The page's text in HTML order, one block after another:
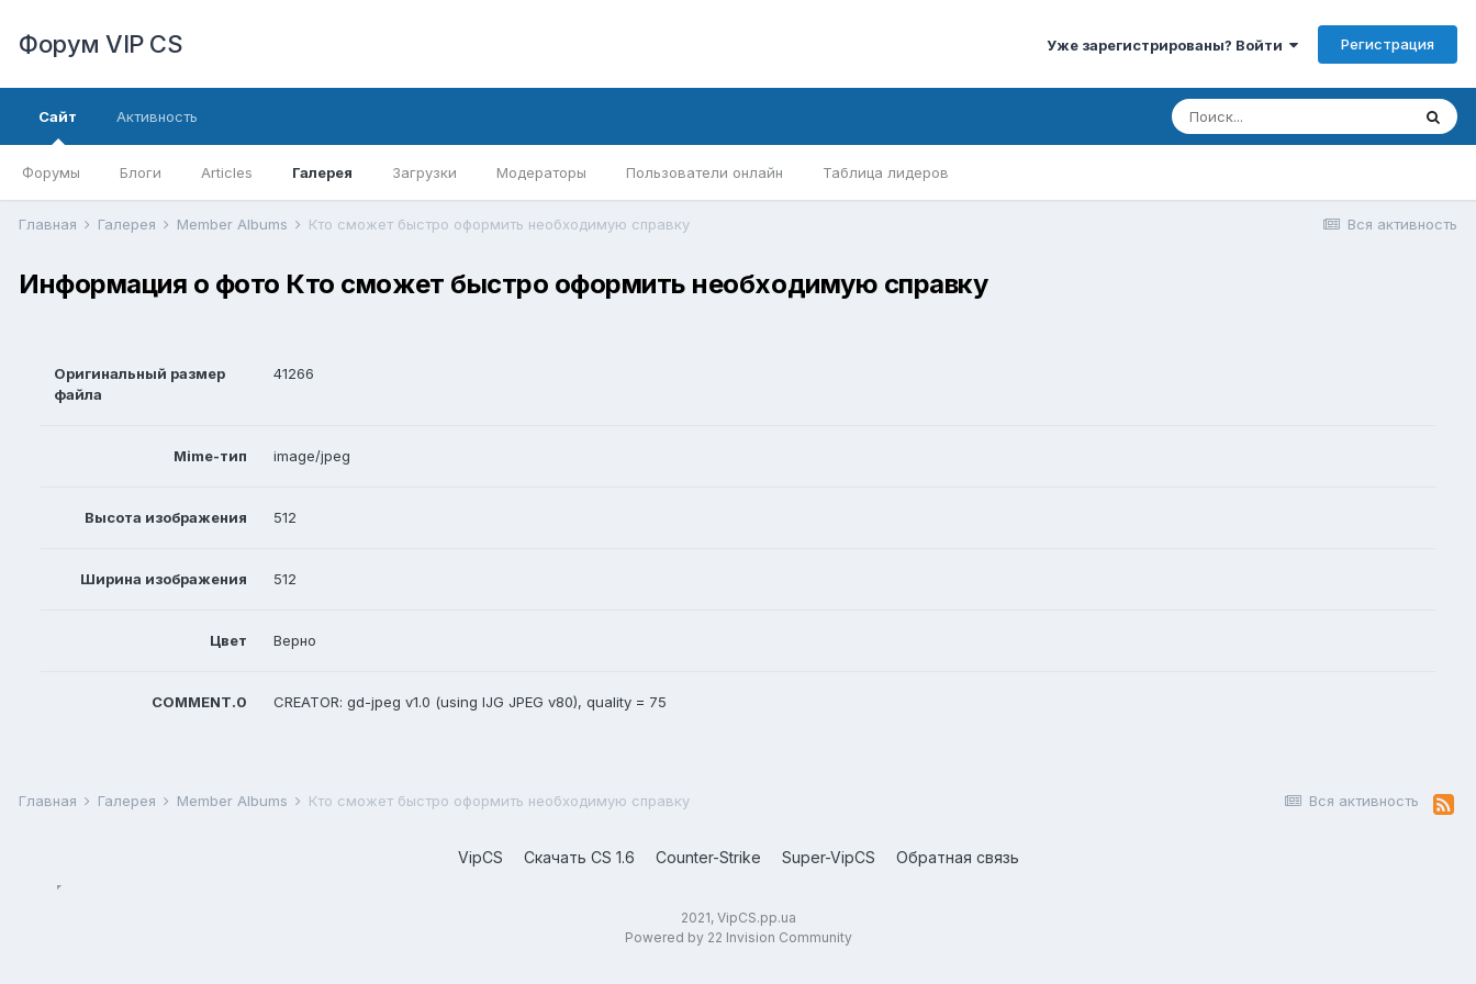
Форум VIP CS Уже зарегистрированы? Войти Регистрация
Сайт
Форумы Блоги Articles Галерея Загрузки Модераторы Пользователи онлайн Таблица лидеров
Активность
Вся активность
Главная Галерея Member Albums Кто сможет быстро оформить необходимую справку
Информация о фото Кто сможет быстро оформить необходимую справку
Оригинальный размер
файла
41266
Mime-тип image/jpeg
Высота изображения 512
Ширина изображения 512
Цвет Верно
COMMENT.0 CREATOR: gd-jpeg v1.0 (using IJG JPEG v80), quality = 75
Вся активность
Главная Галерея Member Albums Кто сможет быстро оформить необходимую справку
VipCS Скачать CS 1.6 Counter-Strike Super-VipCS Обратная связь
2021, VipCS.pp.ua
Powered by 22 Invision Community